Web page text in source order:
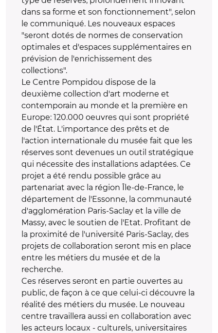
dans sa forme et son fonctionnement", selon
le communiqué. Les nouveaux espaces
"seront dotés de normes de conservation
optimales et d'espaces supplémentaires en
prévision de l'enrichissement des
collections".
Le Centre Pompidou dispose de la
deuxième collection d'art moderne et
contemporain au monde et la première en
Europe: 120.000 oeuvres qui sont propriété
de l'État. L'importance des prêts et de
l'action internationale du musée fait que les
réserves sont devenues un outil stratégique
qui nécessite des installations adaptées. Ce
projet a été rendu possible grâce au
partenariat avec la région Île-de-France, le
département de l'Essonne, la communauté
d'agglomération Paris-Saclay et la ville de
Massy, avec le soutien de l'Etat. Profitant de
la proximité de l'université Paris-Saclay, des
projets de collaboration seront mis en place
entre les métiers du musée et de la
recherche.
Ces réserves seront en partie ouvertes au
public, de façon à ce que celui-ci découvre la
réalité des métiers du musée. Le nouveau
centre travaillera aussi en collaboration avec
les acteurs locaux - culturels, universitaires